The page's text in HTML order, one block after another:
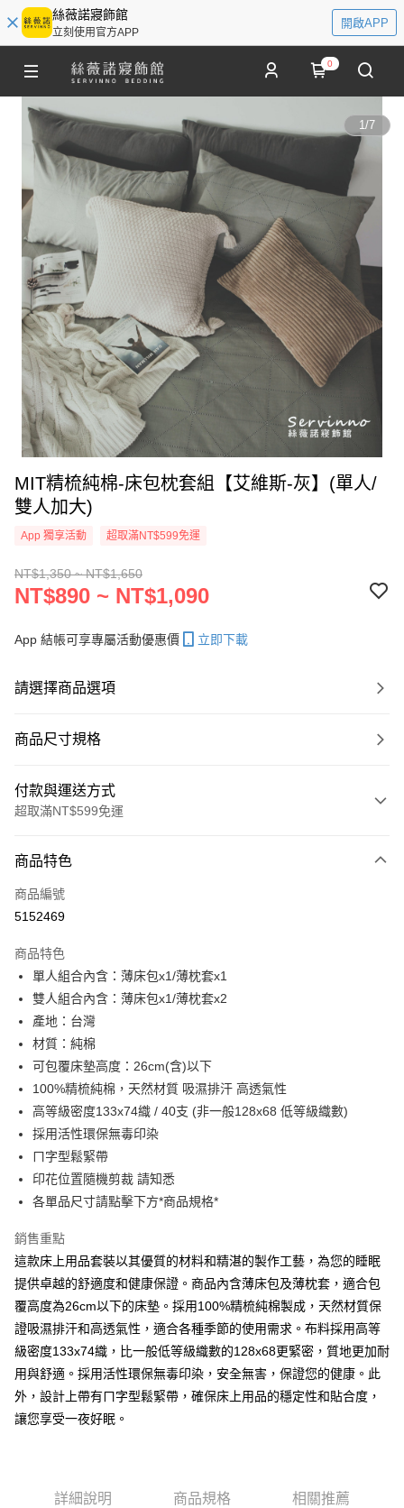
絲薇諾寢飾館
立刻使用官方APP
開啟APP
0
1/7
MIT精梳純棉-床包枕套組【艾維斯-灰】(單人/
雙人加大)
App 獨享活動 超取滿NT$599免運
NT$1,350 ~ NT$1,650
NT$890 ~ NT$1,090
App 結帳可享專屬活動優惠價 立即下載
請選擇商品選項
商品尺寸規格
付款與運送方式
超取滿NT$599免運
信用卡一次付款
超商取貨付款
Apple Pay
街口支付
悠遊付
全盈+PAY
ATM付款
運送方式
全家取貨付款
每筆NT$60，滿NT$599(含以上)免運費
離島-全家取貨付款
每筆NT$60
付款後全家取貨
7-11取貨付款
每筆NT$60
離島7-11取貨付款
每筆NT$60
商品特色
商品編號
5152469
商品特色
單人組合內含：薄床包x1/薄枕套x1
雙人組合內含：薄床包x1/薄枕套x2
產地：台灣
材質：純棉
可包覆床墊高度：26cm(含)以下
100%精梳純棉，天然材質 吸濕排汗 高透氣性
高等級密度133x74織 / 40支 (非一般128x68 低等級織數)
採用活性環保無毒印染
ㄇ字型鬆緊帶
印花位置隨機剪裁 請知悉
各單品尺寸請點擊下方*商品規格*
銷售重點
這款床上用品套裝以其優質的材料和精湛的製作工藝，為您的睡眠
提供卓越的舒適度和健康保證。商品內含薄床包及薄枕套，適合包
覆高度為26cm以下的床墊。採用100%精梳純棉製成，天然材質保
證吸濕排汗和高透氣性，適合各種季節的使用需求。布料採用高等
級密度133x74織，比一般低等級織數的128x68更緊密，質地更加耐
用與舒適。採用活性環保無毒印染，安全無害，保證您的健康。此
外，設計上帶有ㄇ字型鬆緊帶，確保床上用品的穩定性和貼合度，
讓您享受一夜好眠。
詳細說明 商品規格 相關推薦